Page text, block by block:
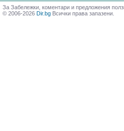
За Забележки, коментари и предложения
© 2006-2026 Dir.bg Всички права запазени.